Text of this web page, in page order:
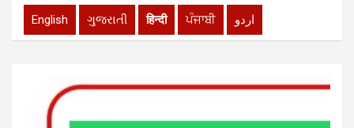
English ગુજરાતી हिन्दी ਪੰਜਾਬੀ اردو